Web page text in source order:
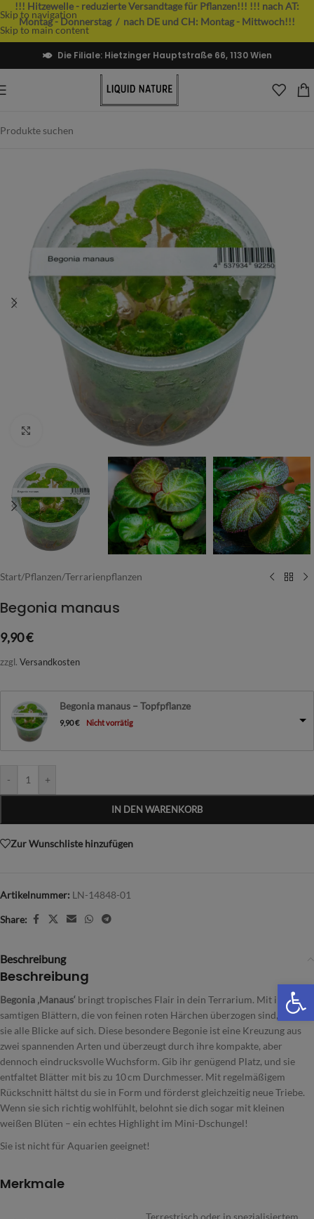
Skip to navigation
Skip to main content
!!! Hitzewelle - reduzierte Versandtage für Pflanzen!!! !!! nach AT:
Montag - Donnerstag / nach DE und CH: Montag - Mittwoch!!!
Die Filiale: Hietzinger Hauptstraße 66, 1130 Wien
Start/Pflanzen/Terrarienpflanzen
Begonia manaus
9,90€
zzgl. Versandkosten
Begonia manaus – Topfpflanze
9,90€ Nicht vorrätig
- +
IN DEN WARENKORB
Zur Wunschliste hinzufügen
Artikelnummer: LN-14848-01
Share:
Beschreibung
Beschreibung
Begonia ‚Manaus‘ bringt tropisches Flair in dein Terrarium. Mit ihren
samtigen Blättern, die von feinen roten Härchen überzogen sind, zieht
sie alle Blicke auf sich. Diese besondere Begonie ist eine Kreuzung aus
zwei spannenden Arten und überzeugt durch ihre kompakte, aber
dennoch eindrucksvolle Wuchsform. Gib ihr genügend Platz, und sie
entfaltet Blätter mit bis zu 10 cm Durchmesser. Mit regelmäßigem
Rückschnitt hältst du sie in Form und förderst gleichzeitig neue Triebe.
Wenn sie sich richtig wohlfühlt, belohnt sie dich sogar mit kleinen
weißen Blüten – ein echtes Highlight im Mini-Dschungel!
Sie ist nicht für Aquarien geeignet!
Merkmale
Terrestrisch oder in spezialisiertem